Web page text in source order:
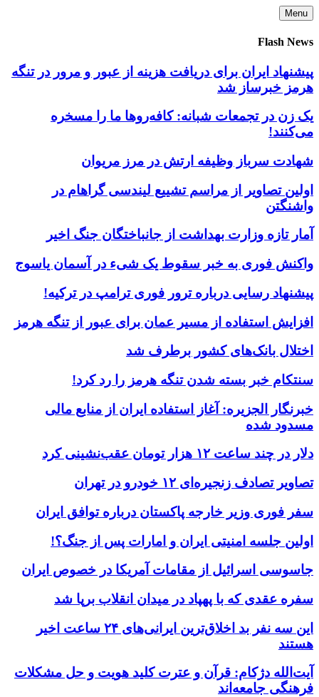
Skip
to
content
Menu
Flash News
پیشنهاد ایران برای دریافت هزینه از عبور و مرور در تنگه
هرمز خبرساز شد
یک زن در تجمعات شبانه: کافه‌روها ما را مسخره
می‌کنند!
شهادت سرباز وظیفه ارتش در مرز مریوان
اولین تصاویر از مراسم تشییع لیندسی گراهام در
واشنگتن
آمار تازه وزارت بهداشت از جانباختگان جنگ اخیر
واکنش فوری به خبر سقوط یک شیء در آسمان یاسوج
پیشنهاد رسایی درباره ترور فوری ترامپ در ترکیه!
افزایش استفاده از مسیر عمان برای عبور از تنگه هرمز
اختلال بانک‌های کشور برطرف شد
سنتکام خبر بسته شدن تنگه هرمز را رد کرد!
خبرنگار الجزیره: آغاز استفاده ایران از منابع مالی
مسدود شده
دلار در چند ساعت ۱۲ هزار تومان عقب‌نشینی کرد
تصاویر تصادف زنجیره‌ای ۱۲ خودرو در تهران
سفر فوری وزیر خارجه پاکستان درباره توافق ایران
اولین جلسه امنیتی ایران و امارات پس از جنگ؟!
جاسوسی اسرائیل از مقامات آمریکا در خصوص ایران
سفره عقدی که با پهپاد در میدان انقلاب برپا شد
این سه نفر بد اخلاق‌ترین ایرانی‌های ۲۴ ساعت اخیر
هستند
آیت‌الله دژکام: قرآن و عترت کلید هویت و حل مشکلات
فرهنگی جامعه‌اند